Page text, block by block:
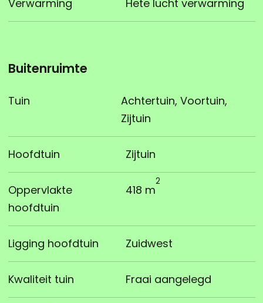
Verwarming Hete lucht verwarming
Buitenruimte
Tuin
Achtertuin, Voortuin,
Zijtuin
Hoofdtuin Zijtuin
Oppervlakte
hoofdtuin
418 m
2
Ligging hoofdtuin Zuidwest
Kwaliteit tuin Fraai aangelegd